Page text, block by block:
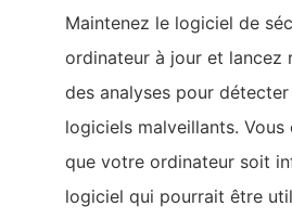
Maintenez le logiciel de
ordinateur à jour et lancez
des analyses pour
logiciels malveillants. Vous
que votre ordinateur soit
logiciel qui pourrait être